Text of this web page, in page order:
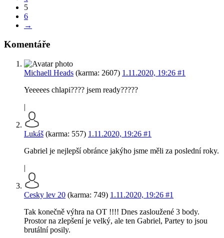
5
6
→
Komentáře
Michaell Heads (karma: 2607) 1.11.2020, 19:26 #1
Yeeeees chlapi???? jsem ready?????
|
Lukáš (karma: 557) 1.11.2020, 19:26 #1
Gabriel je nejlepší obránce jakýho jsme měli za poslední roky.
|
Cesky lev 20 (karma: 749) 1.11.2020, 19:26 #1
Tak konečně výhra na OT !!!! Dnes zasloužené 3 body.
Prostor na zlepšení je velký, ale ten Gabriel, Partey to jsou
brutální posily.